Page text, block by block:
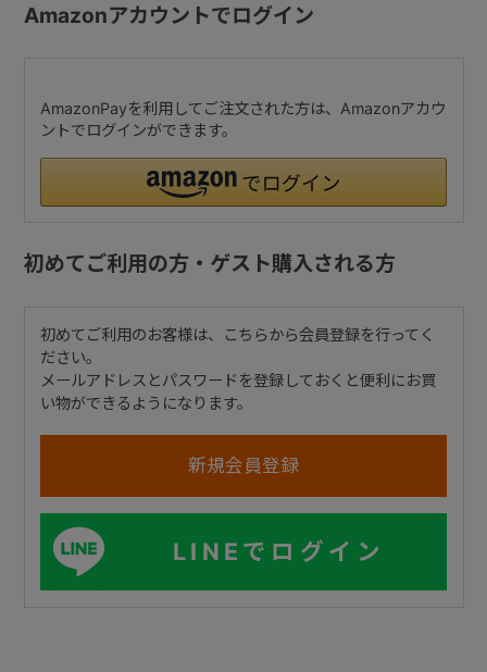
Amazonアカウントでログイン
AmazonPayを利用してご注文された方は、Amazonアカウ
ントでログインができます。
初めてご利用の方・ゲスト購入される方
初めてご利用のお客様は、こちらから会員登録を行ってく
ださい。
メールアドレスとパスワードを登録しておくと便利にお買
い物ができるようになります。
LINEでログイン